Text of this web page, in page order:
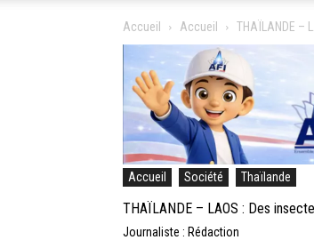
Accueil Accueil THAÏLANDE –
Accueil Société Thaïlande
THAÏLANDE – LAOS : Des
Journaliste : Rédaction